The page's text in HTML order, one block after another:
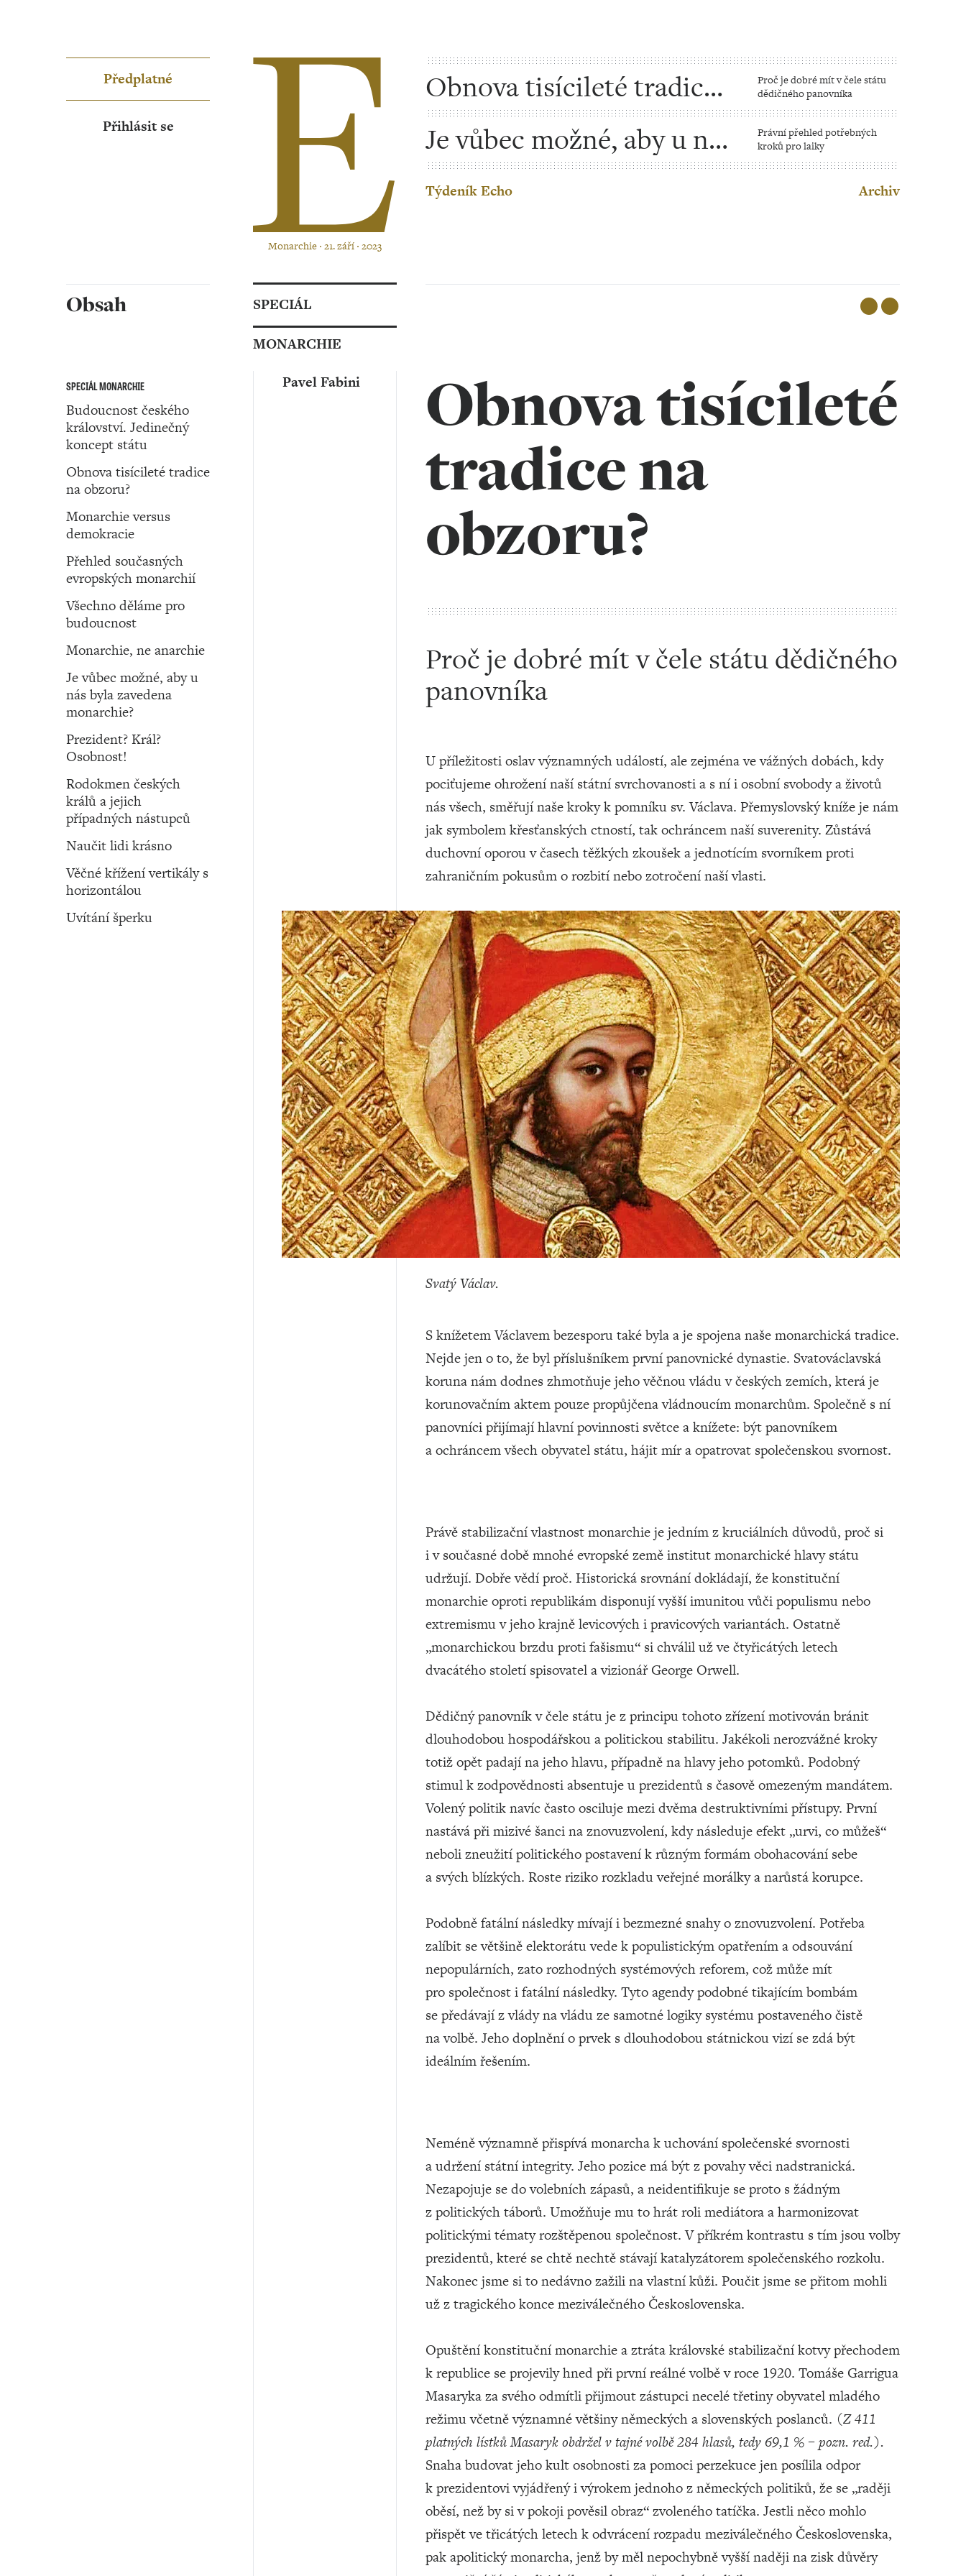
Monarchie ‧ 21. září ‧ 2023
Obnova tisícileté tradice
na obzoru?
Proč je dobré mít v čele státu
dědičného panovníka
Je vůbec možné, aby u nás
byla zavedena monarchie?
Právní přehled potřebných
kroků pro laiky
Týdeník Echo Archiv
Předplatné
Přihlásit se
Obsah
SPECIÁL MONARCHIE
Budoucnost českého
království. Jedinečný
koncept státu
Obnova tisícileté tradice
na obzoru?
Monarchie versus
demokracie
Přehled současných
evropských monarchií
Všechno děláme pro
budoucnost
Monarchie, ne anarchie
Je vůbec možné, aby u
nás byla zavedena
monarchie?
Prezident? Král?
Osobnost!
Rodokmen českých
králů a jejich
případných nástupců
Naučit lidi krásno
Věčné křížení vertikály s
horizontálou
Uvítání šperku
SPECIÁL
MONARCHIE
Obnova tisícileté
tradice na
obzoru?
Proč je dobré mít v čele státu dědičného
panovníka
Pavel Fabini
U příležitosti oslav významných událostí, ale zejména ve vážných dobách, kdy
pociťujeme ohrožení naší státní svrchovanosti a s ní i osobní svobody a životů
nás všech, směřují naše kroky k pomníku sv. Václava. Přemyslovský kníže je nám
jak symbolem křesťanských ctností, tak ochráncem naší suverenity. Zůstává
duchovní oporou v časech těžkých zkoušek a jednotícím svorníkem proti
zahraničním pokusům o rozbití nebo zotročení naší vlasti.
Svatý Václav.
S knížetem Václavem bezesporu také byla a je spojena naše monarchická tradice.
Nejde jen o to, že byl příslušníkem první panovnické dynastie. Svatováclavská
koruna nám dodnes zhmotňuje jeho věčnou vládu v českých zemích, která je
korunovačním aktem pouze propůjčena vládnoucím monarchům. Společně s ní
panovníci přijímají hlavní povinnosti světce a knížete: být panovníkem
a ochráncem všech obyvatel státu, hájit mír a opatrovat společenskou svornost.
Právě stabilizační vlastnost monarchie je jedním z kruciálních důvodů, proč si
i v současné době mnohé evropské země institut monarchické hlavy státu
udržují. Dobře vědí proč. Historická srovnání dokládají, že konstituční
monarchie oproti republikám disponují vyšší imunitou vůči populismu nebo
extremismu v jeho krajně levicových i pravicových variantách. Ostatně
„monarchickou brzdu proti fašismu“ si chválil už ve čtyřicátých letech
dvacátého století spisovatel a vizionář George Orwell.
Dědičný panovník v čele státu je z principu tohoto zřízení motivován bránit
dlouhodobou hospodářskou a politickou stabilitu. Jakékoli nerozvážné kroky
totiž opět padají na jeho hlavu, případně na hlavy jeho potomků. Podobný
stimul k zodpovědnosti absentuje u prezidentů s časově omezeným mandátem.
Volený politik navíc často osciluje mezi dvěma destruktivními přístupy. První
nastává při mizivé šanci na znovuzvolení, kdy následuje efekt „urvi, co můžeš“
neboli zneužití politického postavení k různým formám obohacování sebe
a svých blízkých. Roste riziko rozkladu veřejné morálky a narůstá korupce.
Podobně fatální následky mívají i bezmezné snahy o znovuzvolení. Potřeba
zalíbit se většině elektorátu vede k populistickým opatřením a odsouvání
nepopulárních, zato rozhodných systémových reforem, což může mít
pro společnost i fatální následky. Tyto agendy podobné tikajícím bombám
se předávají z vlády na vládu ze samotné logiky systému postaveného čistě
na volbě. Jeho doplnění o prvek s dlouhodobou státnickou vizí se zdá být
ideálním řešením.
Neméně významně přispívá monarcha k uchování společenské svornosti
a udržení státní integrity. Jeho pozice má být z povahy věci nadstranická.
Nezapojuje se do volebních zápasů, a neidentifikuje se proto s žádným
z politických táborů. Umožňuje mu to hrát roli mediátora a harmonizovat
politickými tématy rozštěpenou společnost. V příkrém kontrastu s tím jsou volby
prezidentů, které se chtě nechtě stávají katalyzátorem společenského rozkolu.
Nakonec jsme si to nedávno zažili na vlastní kůži. Poučit jsme se přitom mohli
už z tragického konce meziválečného Československa.
Opuštění konstituční monarchie a ztráta královské stabilizační kotvy přechodem
k republice se projevily hned při první reálné volbě v roce 1920. Tomáše Garrigua
Masaryka za svého odmítli přijmout zástupci necelé třetiny obyvatel mladého
režimu včetně významné většiny německých a slovenských poslanců. (Z 411
platných lístků Masaryk obdržel v tajné volbě 284 hlasů, tedy 69,1 % – pozn. red.).
Snaha budovat jeho kult osobnosti za pomoci perzekuce jen posílila odpor
k prezidentovi vyjádřený i výrokem jednoho z německých politiků, že se „raději
oběsí, než by si v pokoji pověsil obraz“ zvoleného tatíčka. Jestli něco mohlo
přispět ve třicátých letech k odvrácení rozpadu meziválečného Československa,
pak apolitický monarcha, jenž by měl nepochybně vyšší naději na zisk důvěry